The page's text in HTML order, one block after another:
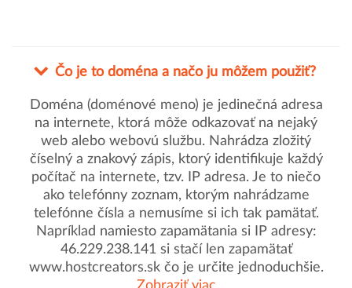
Čo je to doména a načo ju môžem použiť?
Doména (doménové meno) je jedinečná adresa
na internete, ktorá môže odkazovať na nejaký
web alebo webovú službu. Nahrádza zložitý
číselný a znakový zápis, ktorý identifikuje každý
počítač na internete, tzv. IP adresa. Je to niečo
ako telefónny zoznam, ktorým nahrádzame
telefónne čísla a nemusíme si ich tak pamätať.
Napríklad namiesto zapamätania si IP adresy:
46.229.238.141 si stačí len zapamätať
www.hostcreators.sk čo je určite jednoduchšie.